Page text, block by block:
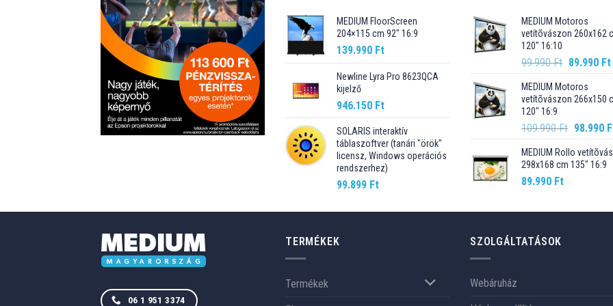
MEDIUM FloorScreen
204×115 cm 92″ 16:9
139.990 Ft
Newline Lyra Pro 8623QCA
kijelző
946.150 Ft
SOLARIS interaktív
táblaszoftver (tanári "örök"
licensz, Windows operációs
rendszerhez)
99.899 Ft
MEDIUM Motoros
vetítõvászon 260x162
120" 16:10
99.990Ft Original
was:
99.990 Ft.
89.990 Ft
MEDIUM Motoros
vetítõvászon 266x150
120" 16:9
109.990Ft Original
was:
109.990
98.990
MEDIUM Rollo
298x168 cm 135" 16:9
89.990 Ft
06 1 951 3374
TERMÉKEK
Termékek
SZOLGÁLTATÁSOK
Webáruház